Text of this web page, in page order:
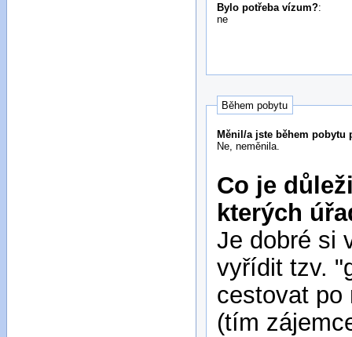
Bylo potřeba vízum?:
ne
Během pobytu
Měnil/a jste během pobytu
Ne, neměnila.
Co je
kterých
Je dobré si
vyřídit tzv.
cestovat po
(tím